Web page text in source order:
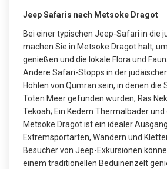
Jeep Safaris nach Metsoke Dragot
Bei einer typischen Jeep-Safari in die
machen Sie in Metsoke Dragot halt,
genießen und die lokale Flora und
Andere Safari-Stopps in der
Höhlen von Qumran sein, in denen die
Toten Meer gefunden wurden; Ras
Tekoah; Ein Kedem Thermalbäder und
Metsoke Dragot ist ein idealer
Extremsportarten, Wandern und
Besucher von Jeep-Exkursionen
einem traditionellen Beduinenzelt